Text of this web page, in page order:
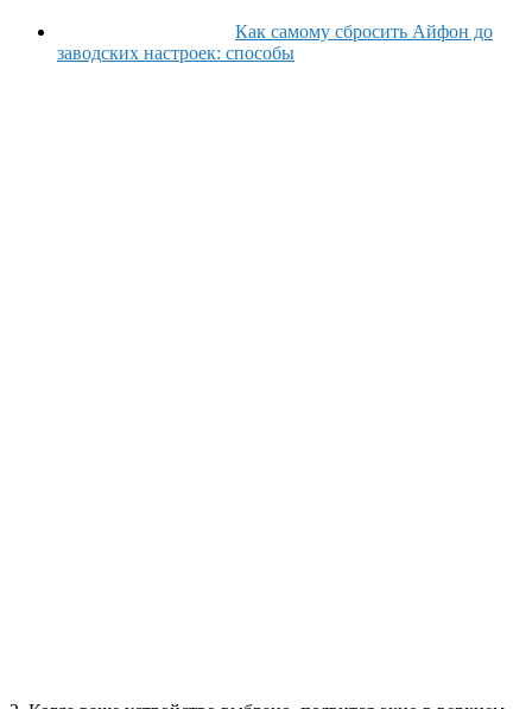
Как самому сбросить Айфон до
заводских настроек: способы